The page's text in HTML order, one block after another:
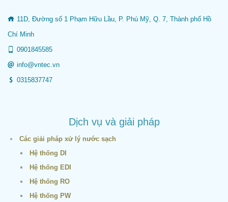
11D, Đường số 1 Phạm Hữu Lầu, P. Phú Mỹ, Q. 7, Thành phố Hồ
Chí Minh
0901845585
info@vntec.vn
0315837747
Dịch vụ và giải pháp
Các giải pháp xử lý nước sạch
Hệ thống DI
Hệ thống EDI
Hệ thống RO
Hệ thống PW